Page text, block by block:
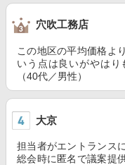
穴吹工務店
この地区の平均価格よ
いう点は良いがやはり
（40代／男性）
大京
担当者がエントランス
総会時に匿名で議案提